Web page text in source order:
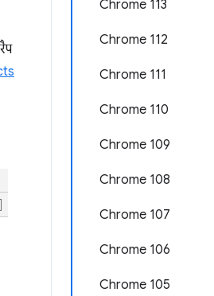
Chrome 113
Chrome 112
Chrome 111
Chrome 110
Chrome 109
Chrome 108
Chrome 107
Chrome 106
Chrome 105